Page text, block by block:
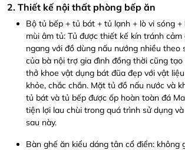
2. Thiết kế nội thất phòng bếp ăn
Bộ tủ bếp + tủ bát + tủ lạnh + lò vi sóng
mùi âm tủ: Tủ được thiết kế kín tránh
ngang với đồ dùng nấu nướng nhiều theo
của bà nội trợ gia đình đồng thời cũng
thở khoe vật dụng bát đũa đẹp với vật
khỏe, chắc chắn. Mặt tủ đồ nấu nước và
tủ bát và tủ bếp được ốp hoàn toàn đá
tiện lợi lau chùi trong quá trình sử dụng
sau này.
Bàn ghế ăn kiểu dáng tân cổ điển: không